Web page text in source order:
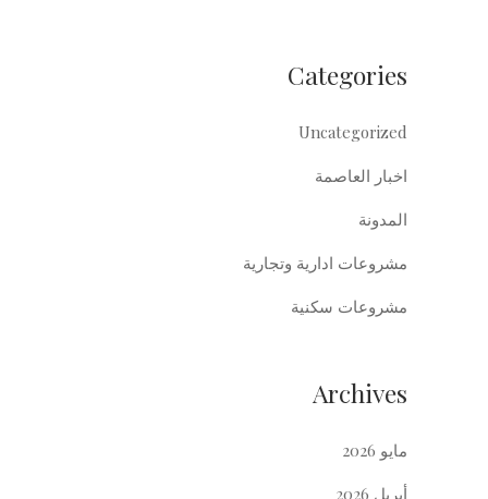
Categories
Uncategorized
اخبار العاصمة
المدونة
مشروعات ادارية وتجارية
مشروعات سكنية
Archives
مايو 2026
أبريل 2026